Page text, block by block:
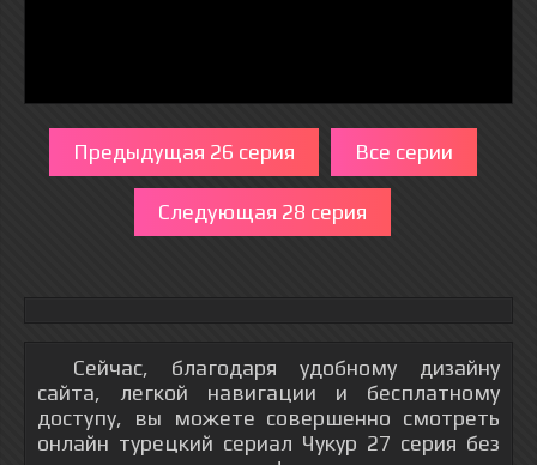
Предыдущая 26 серия Все серии
Следующая 28 серия
Сейчас, благодаря удобному дизайну
сайта, легкой навигации и бесплатному
доступу, вы можете совершенно смотреть
онлайн турецкий сериал Чукур 27 серия без